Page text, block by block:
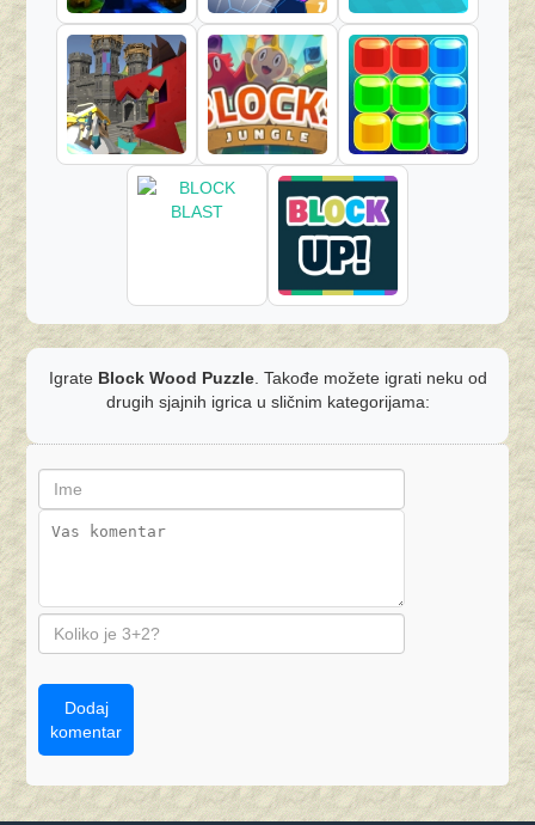
Igrate Block Wood Puzzle. Takođe možete igrati neku od
drugih sjajnih igrica u sličnim kategorijama:
Dodaj
komentar